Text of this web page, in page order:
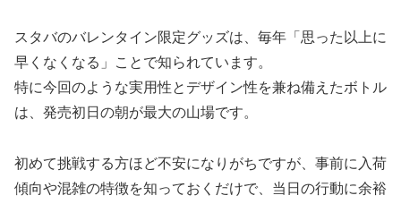
スタバのバレンタイン限定グッズは、毎年「思った以上に
早くなくなる」ことで知られています。
特に今回のような実用性とデザイン性を兼ね備えたボトル
は、発売初日の朝が最大の山場です。
初めて挑戦する方ほど不安になりがちですが、事前に入荷
傾向や混雑の特徴を知っておくだけで、当日の行動に余裕